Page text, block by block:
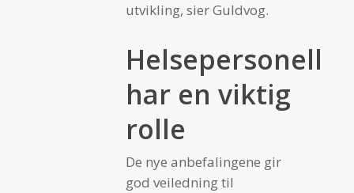
utvikling, sier Guldvog.
Helsepersonell
har en viktig
rolle
De nye anbefalingene gir
god veiledning til